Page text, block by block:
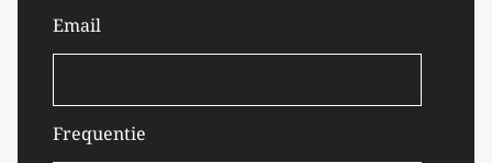
Email
Frequentie